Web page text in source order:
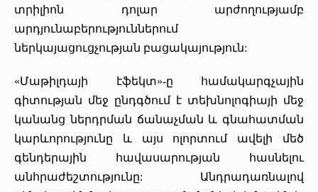
տրիլիոն դոլար արժողությամբ
արդյունաբերություններում
ներկայացուցչության բացակայություն:
«Մաթիլդայի էֆեկտ»-ը համակարգչային
գիտության մեջ ընդգծում է տեխնոլոգիայի մեջ
կանանց ներդրման ճանաչման և գնահատման
կարևորությունը և այս ոլորտում ավելի մեծ
գենդերային հավասարության հասնելու
անհրաժեշտությունը: Անդրադառնալով